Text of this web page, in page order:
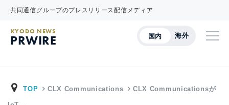
共同通信グループのプレスリリース配信メディア
国内 海外
KYODO NEWS
PRWIRE
TOP CLX Communications CLX Communicationsが